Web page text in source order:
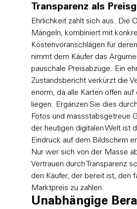
Transparenz als
Ehrlichkeit zahlt sich aus. Die
Mängeln, kombiniert mit
Kostenvoranschlägen für
nimmt dem Käufer das
pauschale Preisabzüge. Ein
Zustandsbericht verkürzt die
enorm, da alle Karten offen auf
liegen. Ergänzen Sie dies
Fotos und massstabsgetreue
der heutigen digitalen Welt ist
Eindruck auf dem Bildschirm
Nur wer sich von der Masse
Vertrauen durch Transparenz
den Käufer, der bereit ist, den
Marktpreis zu zahlen.
Unabhängige